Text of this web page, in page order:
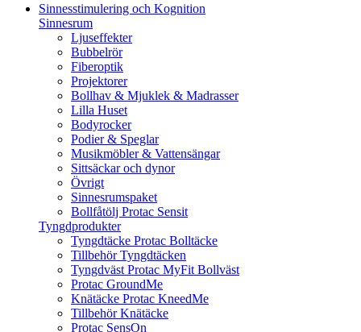
Sinnesstimulering och Kognition
Sinnesrum
Ljuseffekter
Bubbelrör
Fiberoptik
Projektorer
Bollhav & Mjuklek & Madrasser
Lilla Huset
Bodyrocker
Podier & Speglar
Musikmöbler & Vattensängar
Sittsäckar och dynor
Övrigt
Sinnesrumspaket
Bollfåtölj Protac Sensit
Tyngdprodukter
Tyngdtäcke Protac Bolltäcke
Tillbehör Tyngdtäcken
Tyngdväst Protac MyFit Bollväst
Protac GroundMe
Knätäcke Protac KneedMe
Tillbehör Knätäcke
Protac SensOn